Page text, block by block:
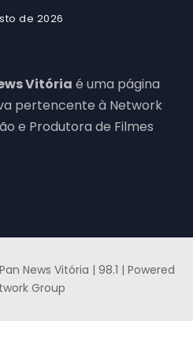
de 2026
Vitória é uma página
pertencente à Network
e Produtora de Filmes
News Vitória | 98.1 | Powered
Group